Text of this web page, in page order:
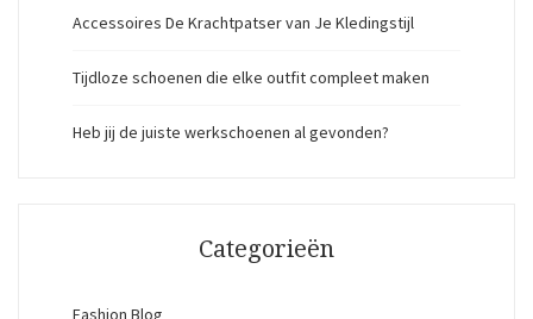
Accessoires De Krachtpatser van Je Kledingstijl
Tijdloze schoenen die elke outfit compleet maken
Heb jij de juiste werkschoenen al gevonden?
Categorieën
Fashion Blog